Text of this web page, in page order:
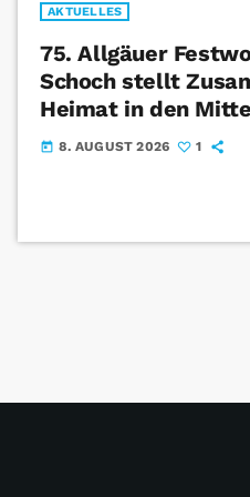
AKTUELLES
75. Allgäuer
Schoch stellt
Heimat in den
today 8. AUGUST 2026 1